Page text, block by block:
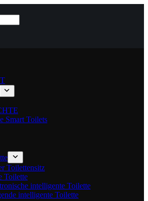
Smart Toilets
Toilettensitz
Toilette
intelligente Toilette
intelligente Toilette